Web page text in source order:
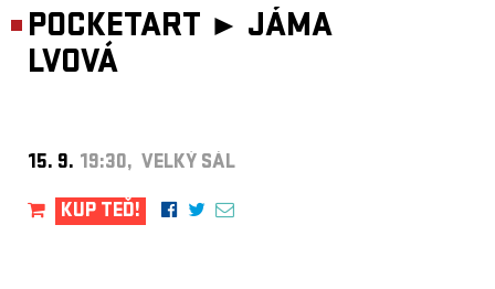
POCKETART ► JÁMA
LVOVÁ
15. 9. 19:30, VELKÝ SÁL
KUP TEĎ!